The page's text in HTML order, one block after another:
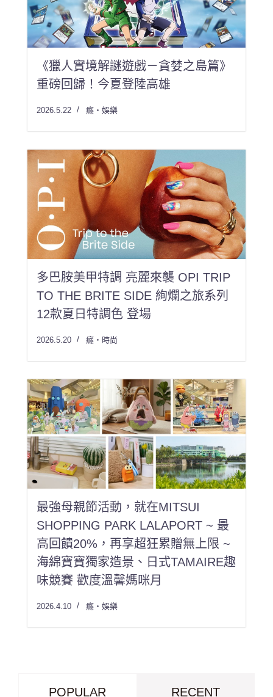
《獵人實境解謎遊戲－貪婪之島篇》
重磅回歸！今夏登陸高雄
2026.5.22 癮・娛樂
多巴胺美甲特調 亮麗來襲 OPI TRIP
TO THE BRITE SIDE 絢爛之旅系列
12款夏日特調色 登場
2026.5.20 癮・時尚
最強母親節活動，就在MITSUI
SHOPPING PARK LALAPORT ~ 最
高回饋20%，再享超狂累贈無上限 ~
海綿寶寶獨家造景、日式TAMAIRE趣
味競賽 歡度溫馨媽咪月
2026.4.10 癮・娛樂
POPULAR RECENT